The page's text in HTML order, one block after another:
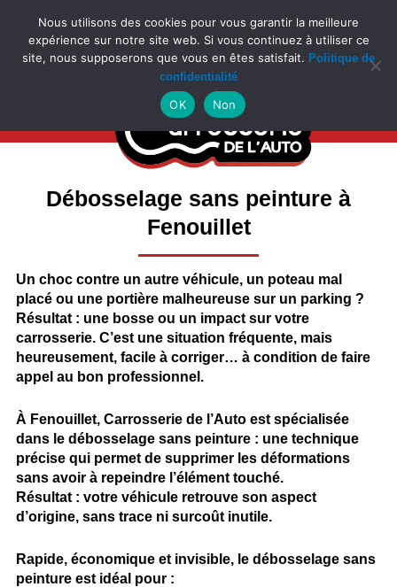
contenu
La carrosserie comme avec les agréments mais
sans les désagréments
Débosselage sans peinture à
Fenouillet
Un choc contre un autre véhicule, un poteau mal
placé ou une portière malheureuse sur un parking ?
Résultat : une bosse ou un impact sur votre
carrosserie. C’est une situation fréquente, mais
heureusement, facile à corriger… à condition de faire
appel au bon professionnel.
À Fenouillet, Carrosserie de l’Autoest spécialisée
dans le débosselage sans peinture: une technique
précise qui permet de supprimer les déformations
sans avoir à repeindre l’élément touché.
Résultat : votre véhicule retrouve son aspect
d’origine, sans trace ni surcoût inutile.
Rapide, économique et invisible, le débosselage sans
peinture est idéal pour :
Nous utilisons des cookies pour vous garantir la meilleure
expérience sur notre site web. Si vous continuez à utiliser ce
site, nous supposerons que vous en êtes satisfait. Politique de
confidentialité
OK Non